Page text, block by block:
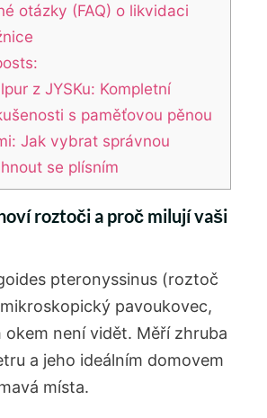
otázky (FAQ) o likvidaci
z JYSKu: Kompletní
s paměťovou pěnou
Jak vybrat správnou
se plísním
roztoči a proč milují vaši
pteronyssinus (roztoč
pavoukovec,
není vidět. Měří zhruba
a jeho ideálním domovem
místa.